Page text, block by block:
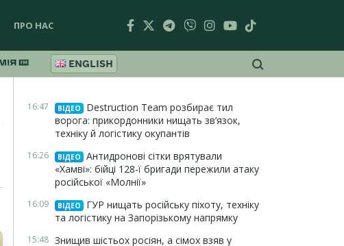
ПРО НАС
ENGLISH
16:47 ВІДЕО
Destruction Team розбирає тил
ворога: прикордонники нищать зв’язок,
техніку й логістику окупантів
16:26 ВІДЕО
Антидронові сітки врятували
«Хамві»: бійці 128-ї бригади пережили атаку
російської «Молнії»
16:09 ВІДЕО
ГУР нищать російську піхоту, техніку
та логістику на Запорізькому напрямку
15:48 Знищив шістьох росіян, а сімох взяв у